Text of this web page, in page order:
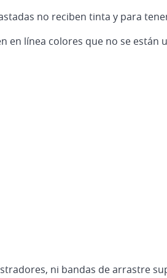
no reciben tinta y para
en línea colores que no se
ni bandas de arrastre